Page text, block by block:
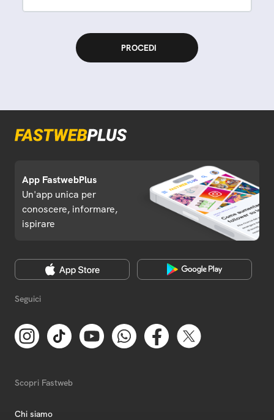
App FastwebPlus
Un'app unica per
conoscere, informare,
ispirare
Seguici
Scopri Fastweb
Chi siamo